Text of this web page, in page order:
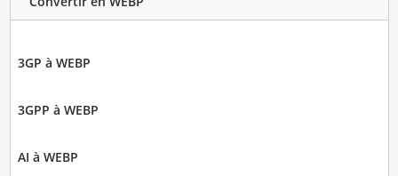
3GP à WEBP
3GPP à WEBP
AI à WEBP